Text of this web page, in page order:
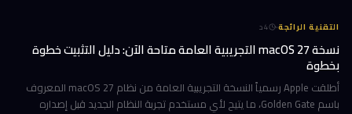
التقنية الرائجة·
4د
نسخة macOS 27 التجريبية العامة متاحة الآن: دليل التثبيت خطوة
بخطوة
أطلقت Apple رسمياً النسخة التجريبية العامة من نظام macOS 27 المعروف
باسم Golden Gate، ما يتيح لأي مستخدم تجربة النظام الجديد قبل إصداره